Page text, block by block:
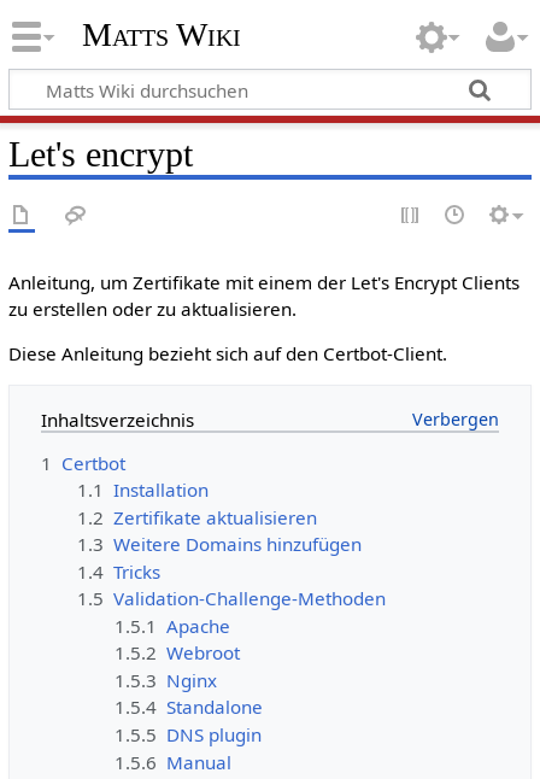
Matts Wiki
Let's encrypt
Anleitung, um Zertifikate mit einem der Let's Encrypt Clients
zu erstellen oder zu aktualisieren.
Diese Anleitung bezieht sich auf den Certbot-Client.
Inhaltsverzeichnis
1 Certbot
1.1 Installation
1.2 Zertifikate aktualisieren
1.3 Weitere Domains hinzufügen
1.4 Tricks
1.5 Validation-Challenge-Methoden
1.5.1 Apache
1.5.2 Webroot
1.5.3 Nginx
1.5.4 Standalone
1.5.5 DNS plugin
1.5.6 Manual